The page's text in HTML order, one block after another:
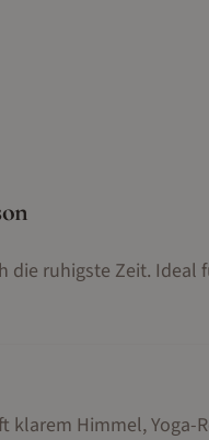
die ruhigste Zeit.
Himmel,